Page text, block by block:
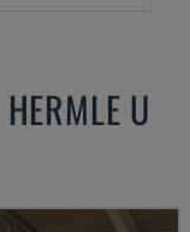
HERMLE U